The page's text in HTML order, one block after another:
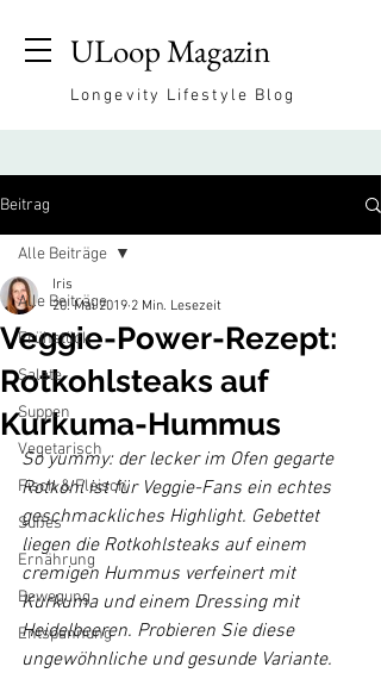
ULoop Magazin
Longevity Lifestyle Blog
Beitrag
Alle Beiträge
Frühstück
Salate
Suppen
Vegetarisch
Fisch & Fleisch
Süßes
Ernährung
Bewegung
Entspannung
Alle Beiträge
Veggie-Power-Rezept:
Rotkohlsteaks auf
Kurkuma-Hummus
Iris
20. Mai 2019 2 Min. Lesezeit
So yummy: der lecker im Ofen gegarte
Rotkohl ist für Veggie-Fans ein echtes
geschmackliches Highlight. Gebettet
liegen die Rotkohlsteaks auf einem
cremigen Hummus verfeinert mit
Kurkuma und einem Dressing mit
Heidelbeeren. Probieren Sie diese
ungewöhnliche und gesunde Variante.